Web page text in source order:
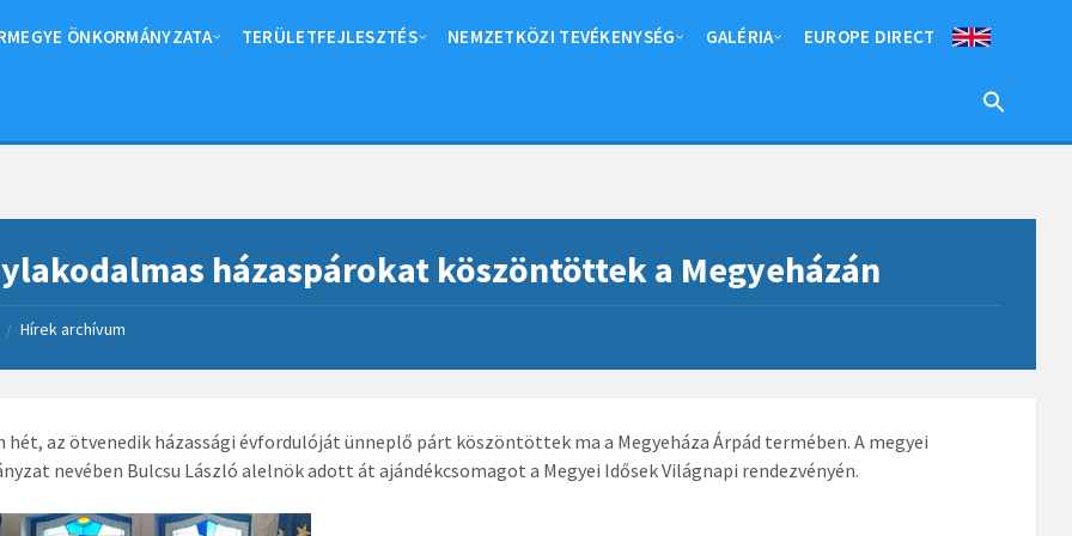
ÖNKORMÁNYZATA TERÜLETFEJLESZTÉS NEMZETKÖZI TEVÉKENYSÉG GALÉRIA EUROPE DIRECT
házaspárokat köszöntöttek a Megyeházán
/ Hírek archívum
hét, az ötvenedik házassági évfordulóját ünneplő párt köszöntöttek ma a Megyeháza Árpád termében. A megyei
nevében Bulcsu László alelnök adott át ajándékcsomagot a Megyei Idősek Világnapi rendezvényén.